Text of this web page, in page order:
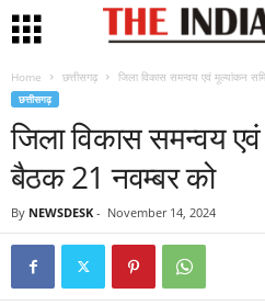
Home छत्तीसगढ़ जिला विकास समन्वय एवं मूल्यांकन
छत्तीसगढ़
जिला विकास समन्वय
बैठक 21 नवम्बर को
By NEWSDESK - November 14, 2024